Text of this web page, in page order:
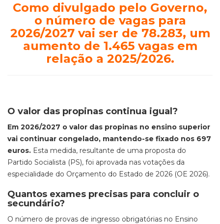
Como divulgado pelo Governo,
o número de vagas para
2026/2027 vai ser de 78.283, um
aumento de 1.465 vagas em
relação a 2025/2026.
O valor das propinas continua igual?
Em 2026/2027 o valor das propinas no ensino superior
vai continuar congelado, mantendo-se fixado nos 697
euros. Esta medida, resultante de uma proposta do
Partido Socialista (PS), foi aprovada nas votações da
especialidade do Orçamento do Estado de 2026 (OE 2026).
Quantos exames precisas para concluir o
secundário?
O número de provas de ingresso obrigatórias no Ensino